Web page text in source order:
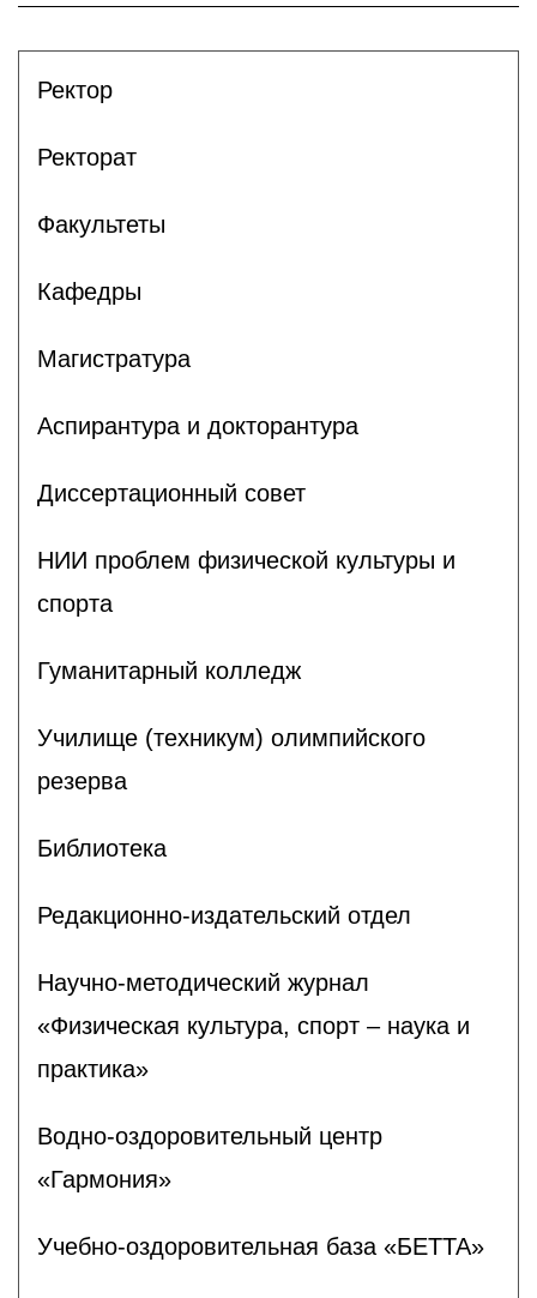
Ректор
Ректорат
Факультеты
Кафедры
Магистратура
Аспирантура и докторантура
Диссертационный совет
НИИ проблем физической культуры и
спорта
Гуманитарный колледж
Училище (техникум) олимпийского
резерва
Библиотека
Редакционно-издательский отдел
Научно-методический журнал
«Физическая культура, спорт – наука и
практика»
Водно-оздоровительный центр
«Гармония»
Учебно-оздоровительная база «БЕТТА»